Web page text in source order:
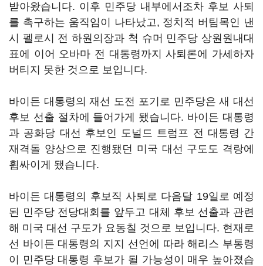
받아왔습니다. 이후 민주당 내부에서조차 후보 사퇴
를 촉구하는 움직임이 나타났고, 정치적 버팀목인 낸
시 펠로시 전 하원의장과 척 슈머 민주당 상원원내대
표에 이어 오바마 전 대통령까지 사퇴론에 가세하자
버티지 못한 것으로 보입니다.
바이든 대통령의 재선 도전 포기로 민주당은 새 대선
후보 선출 절차에 들어가게 됐습니다. 바이든 대통령
과 공화당 대선 후보인 도널드 트럼프 전 대통령 간
재격돌 양상으로 진행됐던 미국 대선 구도도 격랑에
휩싸이게 됐습니다.
바이든 대통령의 후보직 사퇴로 다음달 19일로 예정
된 민주당 전당대회를 앞두고 대체 후보 선출과 관련
해 미국 대선 구도가 요동칠 것으로 보입니다. 현재로
선 바이든 대통령의 지지 선언에 따라 해리스 부통령
이 민주당 대통령 후보가 될 가능성이 매우 높아졌습